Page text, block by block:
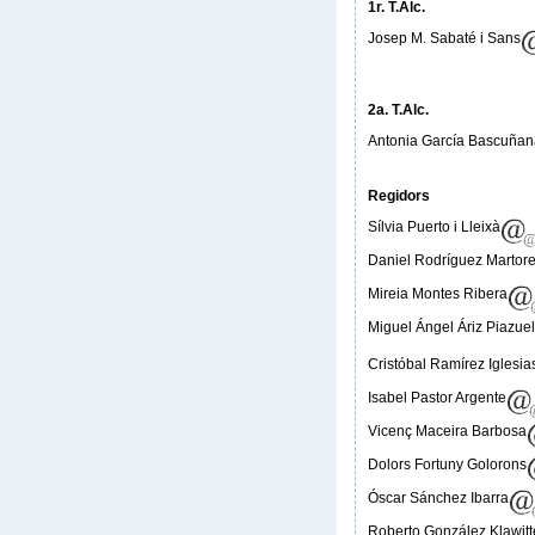
1r. T.Alc.
Josep M. Sabaté i Sans
2a. T.Alc.
Antonia García
Regidors
Sílvia Puerto i Lleixà
Daniel Rodríguez
Mireia Montes Ribera
Miguel Ángel Áriz
Cristóbal Ramírez
Isabel Pastor Argente
Vicenç Maceira Barbosa
Dolors Fortuny Golorons
Óscar Sánchez Ibarra
Roberto González